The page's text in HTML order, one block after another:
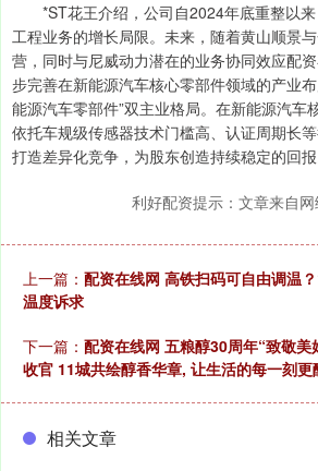
*ST花王介绍，公司自2024年底重整以来
工程业务的增长局限。未来，随着黄山顺景
营，同时与尼威动力潜在的业务协同效应配
步完善在新能源汽车核心零部件领域的产业
能源汽车零部件”双主业格局。在新能源汽车
依托车规级传感器技术门槛高、认证周期长
打造差异化竞争，为股东创造持续稳定的回报
利好配资提示：文章来自网
上一篇： 配资在线网 高铁扫码可自由调温
温度诉求
下一篇： 配资在线网 五粮醇30周年“致敬美
收官 11城共绘醇香华章, 让生活的每一刻更
相关文章